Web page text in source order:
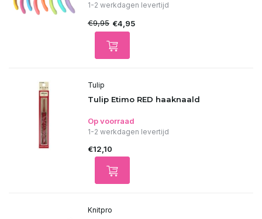
1-2 werkdagen levertijd
€9,95 €4,95
Tulip
Tulip Etimo RED haaknaald
Op voorraad
1-2 werkdagen levertijd
€12,10
Knitpro